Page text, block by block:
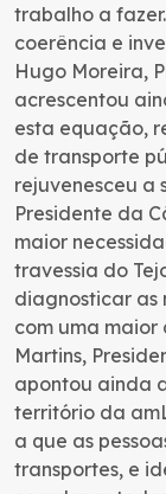
trabalho a
coerência e
Hugo Moreira,
acrescentou
esta equação,
de transporte
rejuvenesceu a
Presidente da
maior
travessia do
diagnosticar as
com uma maior
Martins,
apontou ainda
território da
a que as
transportes, e